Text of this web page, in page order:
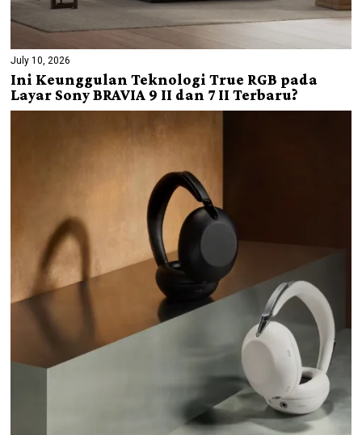
July 10, 2026
Ini Keunggulan Teknologi True RGB pada
Layar Sony BRAVIA 9 II dan 7 II Terbaru?